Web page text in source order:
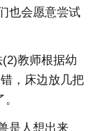
也会愿意尝试
教师根据幼
，床边放几把
是人想出来